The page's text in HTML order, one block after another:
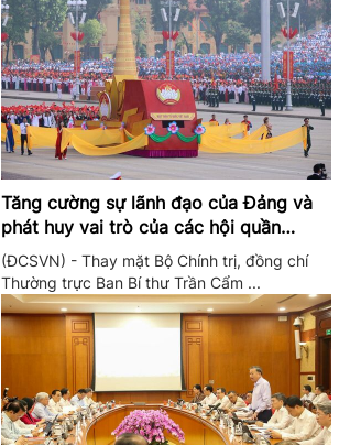
Tăng cường sự lãnh đạo của Đảng và
phát huy vai trò của các hội quần
chúng trong giai đoạn phát triển mới
(ĐCSVN) - Thay mặt Bộ Chính trị, đồng chí
Thường trực Ban Bí thư Trần Cẩm ...